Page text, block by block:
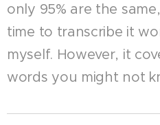
only 95% are the
time to transcribe it
myself. However, it
words you might not